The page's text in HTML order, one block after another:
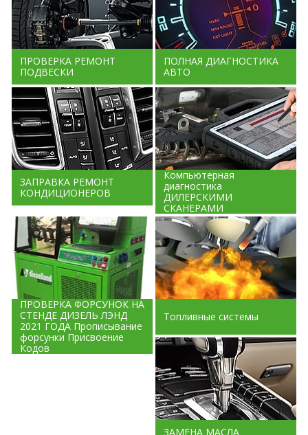
ПРОВЕРКА РЕМОНТ
ПОДВЕСКИ
ПОЛНАЯ ДИАГНОСТИКА
АВТО
ЗАПРАВКА РЕМОНТ
КОНДИЦИОНЕРОВ
Компьютерная
диагностика
ДИЛЕРСКИМИ
СКАНЕРАМИ
ПРОВЕРКА ФОРСУНОК НА
СТЕНДЕ ДИЗЕЛЬ ЛЭНД
2021 ГОДА Прописывание
форсунки Присвоение
Кодов
Топливные системы
ЗАМЕНА МАСЛА